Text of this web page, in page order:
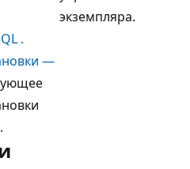
экземпляра.
.
—